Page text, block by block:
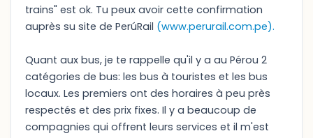
trains" est ok. Tu peux avoir cette confirmation
auprès su site de PerúRail (www.perurail.com.pe).
Quant aux bus, je te rappelle qu'il y a au Pérou 2
catégories de bus: les bus à touristes et les bus
locaux. Les premiers ont des horaires à peu près
respectés et des prix fixes. Il y a beaucoup de
compagnies qui offrent leurs services et il m'est